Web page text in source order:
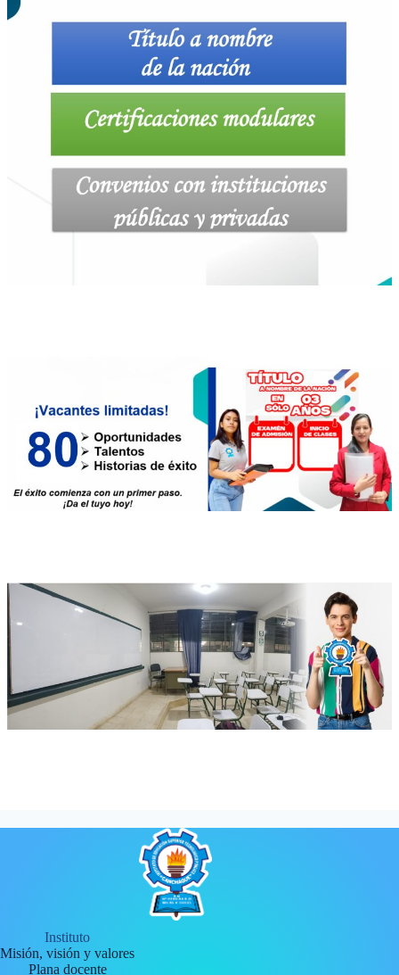
Instituto
Misión, visión y valores
Plana docente